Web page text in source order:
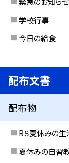
学校行事
今日の給食
配布文書
配布物
R８夏休みの生
夏休みの自習